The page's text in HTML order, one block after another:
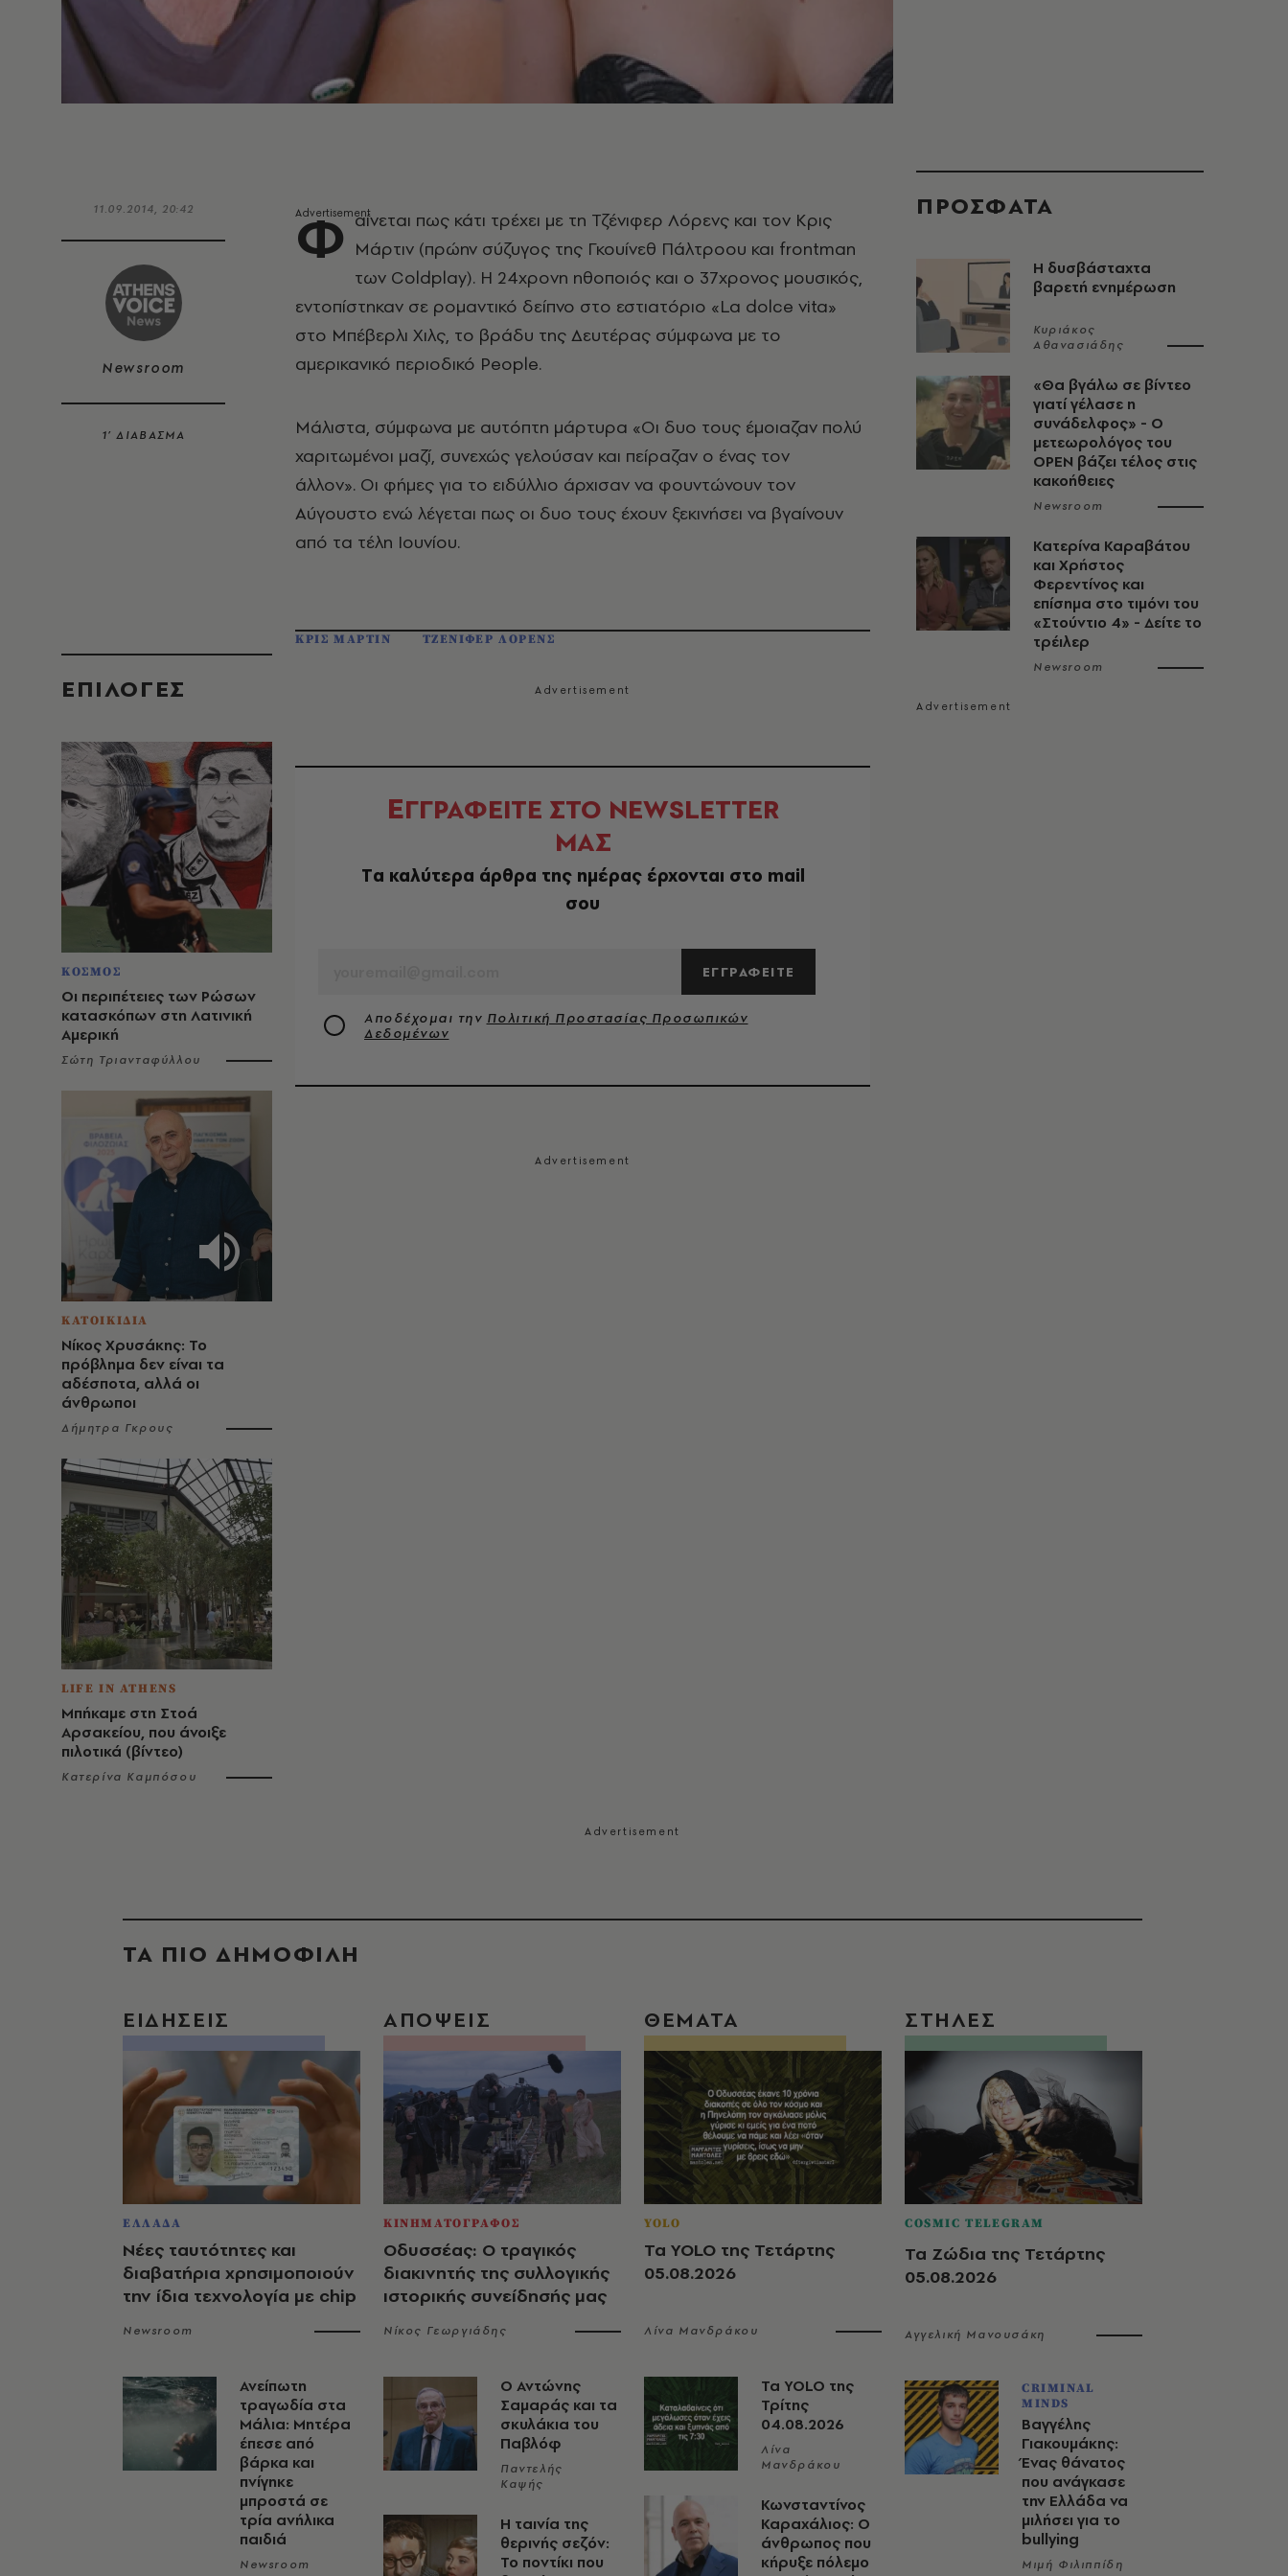
11.09.2014, 20:42
Newsroom
1’ ΔΙΑΒΑΣΜΑ
EΠΙΛΟΓΈΣ
ΚΟΣΜΟΣ
Οι περιπέτειες των Ρώσων
κατασκόπων στη Λατινική
Αμερική
Σώτη Τριανταφύλλου
ΚΑΤΟΙΚΙΔΙΑ
Νίκος Χρυσάκης: Το
πρόβλημα δεν είναι τα
αδέσποτα, αλλά οι
άνθρωποι
Δήμητρα Γκρους
LIFE IN ATHENS
Μπήκαμε στη Στοά
Αρσακείου, που άνοιξε
πιλοτικά (βίντεο)
Κατερίνα Καμπόσου
Φ αίνεται πως κάτι τρέχει με τη Τζένιφερ Λόρενς και τον Κρις
Μάρτιν (πρώην σύζυγος της Γκουίνεθ Πάλτροου και frontman
των Coldplay). H 24χρονη ηθοποιός και ο 37χρονος μουσικός,
εντοπίστηκαν σε ρομαντικό δείπνο στο εστιατόριο «La dolce vita»
στο Μπέβερλι Χιλς, το βράδυ της Δευτέρας σύμφωνα με το
αμερικανικό περιοδικό People.
Μάλιστα, σύμφωνα με αυτόπτη μάρτυρα «Οι δυο τους έμοιαζαν πολύ
χαριτωμένοι μαζί, συνεχώς γελούσαν και πείραζαν ο ένας τον
άλλον». Οι φήμες για το ειδύλλιο άρχισαν να φουντώνουν τον
Αύγουστο ενώ λέγεται πως οι δυο τους έχουν ξεκινήσει να βγαίνουν
από τα τέλη Ιουνίου.
ΚΡΙΣ ΜΑΡΤΙΝ ΤΖΕΝΙΦΕΡ ΛΟΡΕΝΣ
ΕΓΓΡΑΦΕΙΤΕ ΣΤΟ NEWSLETTER
ΜΑΣ
Tα καλύτερα άρθρα της ημέρας έρχονται στο mail
σου
ΕΓΓΡΑΦΕΙΤΕ
Αποδέχομαι την Πολιτική Προστασίας Προσωπικών
Δεδομένων
ΠΡΟΣΦΑΤΑ
Η δυσβάσταχτα
βαρετή ενημέρωση
Κυριάκος
Αθανασιάδης
«Θα βγάλω σε βίντεο
γιατί γέλασε η
συνάδελφος» - Ο
μετεωρολόγος του
OPEN βάζει τέλος στις
κακοήθειες
Newsroom
Κατερίνα Καραβάτου
και Χρήστος
Φερεντίνος και
επίσημα στο τιμόνι του
«Στούντιο 4» - Δείτε το
τρέιλερ
Newsroom
ΤΑ ΠΙΟ ΔΗΜΟΦΙΛΗ
ΕΙΔΗΣΕΙΣ
ΕΛΛΑΔΑ
Νέες ταυτότητες και
διαβατήρια χρησιμοποιούν
την ίδια τεχνολογία με chip
Newsroom
Ανείπωτη
τραγωδία στα
Μάλια: Μητέρα
έπεσε από
βάρκα και
πνίγηκε
μπροστά σε
τρία ανήλικα
παιδιά
Newsroom
ΑΠΟΨΕΙΣ
ΚΙΝΗΜΑΤΟΓΡΑΦΟΣ
Οδυσσέας: Ο τραγικός
διακινητής της συλλογικής
ιστορικής συνείδησής μας
Νίκος Γεωργιάδης
Ο Αντώνης
Σαμαράς και τα
σκυλάκια του
Παβλόφ
Παντελής
Καψής
Η ταινία της
θερινής σεζόν:
Το ποντίκι που
ΘΕΜΑΤΑ
YOLO
Τα YOLO της Τετάρτης
05.08.2026
Λίνα Μανδράκου
Τα YOLO της
Τρίτης
04.08.2026
Λίνα
Μανδράκου
Κωνσταντίνος
Καραχάλιος: Ο
άνθρωπος που
κήρυξε πόλεμο
ΣΤΗΛΕΣ
COSMIC TELEGRAM
Τα Ζώδια της Τετάρτης
05.08.2026
Αγγελική Μανουσάκη
CRIMINAL
MINDS
Βαγγέλης
Γιακουμάκης:
Ένας θάνατος
που ανάγκασε
την Ελλάδα να
μιλήσει για το
bullying
Μιμή Φιλιππίδη